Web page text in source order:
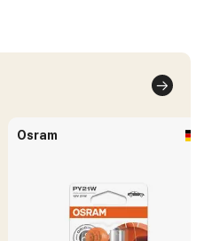
Osram